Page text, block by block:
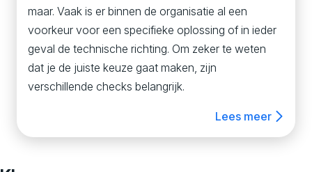
maar. Vaak is er binnen de organisatie al een
voorkeur voor een specifieke oplossing of in ieder
geval de technische richting. Om zeker te weten
dat je de juiste keuze gaat maken, zijn
verschillende checks belangrijk.
Lees meer